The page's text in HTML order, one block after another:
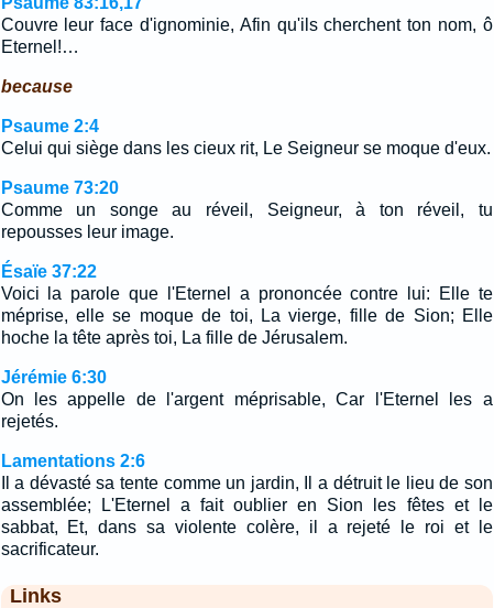
Couvre leur face d'ignominie, Afin qu'ils cherchent ton nom, ô
Eternel!…
because
Psaume 2:4
Celui qui siège dans les cieux rit, Le Seigneur se moque d'eux.
Psaume 73:20
Comme un songe au réveil, Seigneur, à ton réveil, tu
repousses leur image.
Ésaïe 37:22
Voici la parole que l'Eternel a prononcée contre lui: Elle te
méprise, elle se moque de toi, La vierge, fille de Sion; Elle
hoche la tête après toi, La fille de Jérusalem.
Jérémie 6:30
On les appelle de l'argent méprisable, Car l'Eternel les a
rejetés.
Lamentations 2:6
Il a dévasté sa tente comme un jardin, Il a détruit le lieu de son
assemblée; L'Eternel a fait oublier en Sion les fêtes et le
sabbat, Et, dans sa violente colère, il a rejeté le roi et le
sacrificateur.
Links